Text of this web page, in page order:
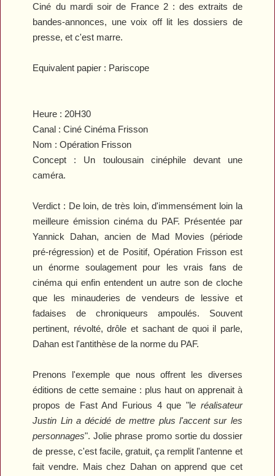
Ciné du mardi soir de France 2 : des extraits de
bandes-annonces, une voix off lit les dossiers de
presse, et c'est marre.
Equivalent papier : Pariscope
Heure : 20H30
Canal :Ciné Cinéma Frisson
Nom : Opération Frisson
Concept : Un toulousain cinéphile devant une
caméra.
Verdict : De loin, de très loin, d'immensément loin la
meilleure émission cinéma du PAF. Présentée par
Yannick Dahan, ancien de Mad Movies (période
pré-régression) et de Positif, Opération Frissonest
un énorme soulagement pour les vrais fans de
cinéma qui enfin entendent un autre son de cloche
que les minauderies de vendeurs de lessive et
fadaises de chroniqueurs ampoulés. Souvent
pertinent, révolté, drôle et sachant de quoi il parle,
Dahan est l'antithèse de la norme du PAF.
Prenons l'exemple que nous offrent les diverses
éditions de cette semaine : plus haut on apprenait à
propos de Fast And Furious 4que "le réalisateur
Justin Lin a décidé de mettre plus l'accent sur les
personnages". Jolie phrase promo sortie du dossier
de presse, c'est facile, gratuit, ça remplit l'antenne et
fait vendre. Mais chez Dahan on apprend que cet